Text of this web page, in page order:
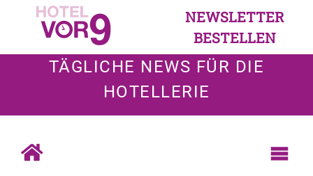
NEWSLETTER
BESTELLEN
TÄGLICHE NEWS FÜR DIE
HOTELLERIE